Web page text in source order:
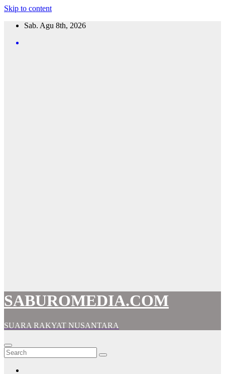
Skip to content
Sab. Agu 8th, 2026
SABUROMEDIA.COM
SUARA RAKYAT NUSANTARA